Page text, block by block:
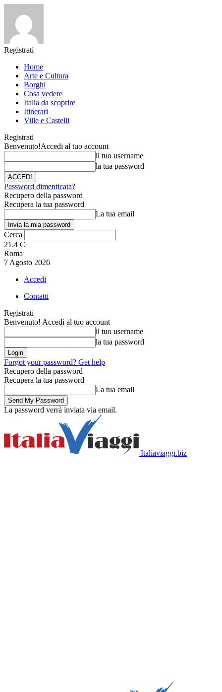
Registrati
Home
Arte e Cultura
Borghi
Cosa vedere
Italia da scoprire
Itinerari
Ville e Castelli
Registrati
Benvenuto!Accedi al tuo account
il tuo username
la tua password
Password dimenticata?
Recupero della password
Recupera la tua password
La tua email
Cerca
21.4 C
Roma
7 Agosto 2026
Accedi
Contatti
Registrati
Benvenuto! Accedi al tuo account
il tuo username
la tua password
Forgot your password? Get help
Recupero della password
Recupera la tua password
La tua email
La password verrà inviata via email.
Italiaviaggi.biz